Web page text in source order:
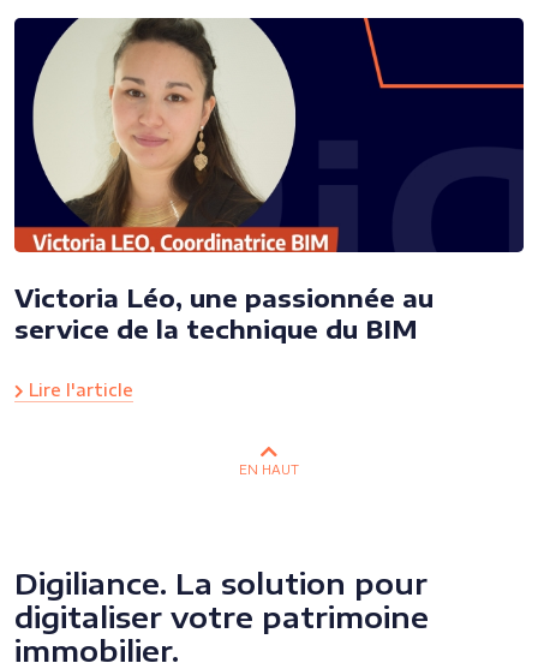
Victoria Léo, une passionnée au
service de la technique du BIM
Lire l'article
EN HAUT
Digiliance. La solution pour
digitaliser votre patrimoine
immobilier.